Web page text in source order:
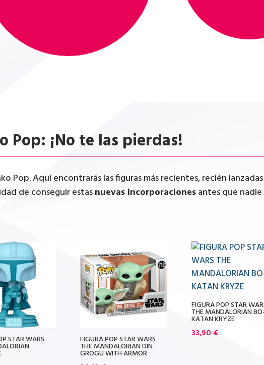
Pop: ¡No te las pierdas!
Pop. Aquí encontrarás las figuras más recientes, recién
de conseguir estasnuevas incorporacionesantes que
STAR WARS FIGURA POP STAR WARS
THE MANDALORIAN DIN
GROGU WITH ARMOR
FIGURA POP STAR
THE MANDALORIAN BO-
KATAN KRYZE
33,90 €